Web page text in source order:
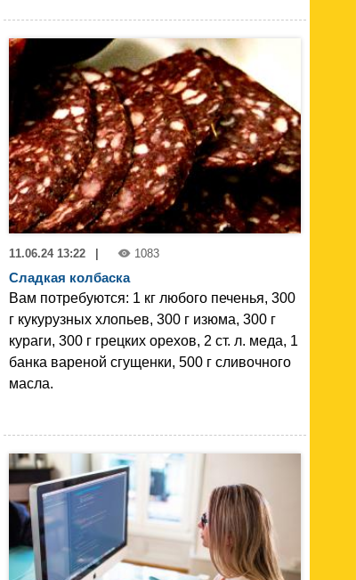
11.06.24 13:22 1083
Сладкая колбаска
Вам потребуются: 1 кг любого печенья, 300
г кукурузных хлопьев, 300 г изюма, 300 г
кураги, 300 г грецких орехов, 2 ст. л. меда, 1
банка вареной сгущенки, 500 г сливочного
масла.